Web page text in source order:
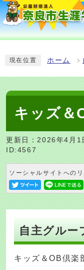
現在位置 ホーム
キッズ＆
更新日：2026年4月1
ID:4567
ソーシャルサイトへの
自主グルー
キッズ＆OB倶楽